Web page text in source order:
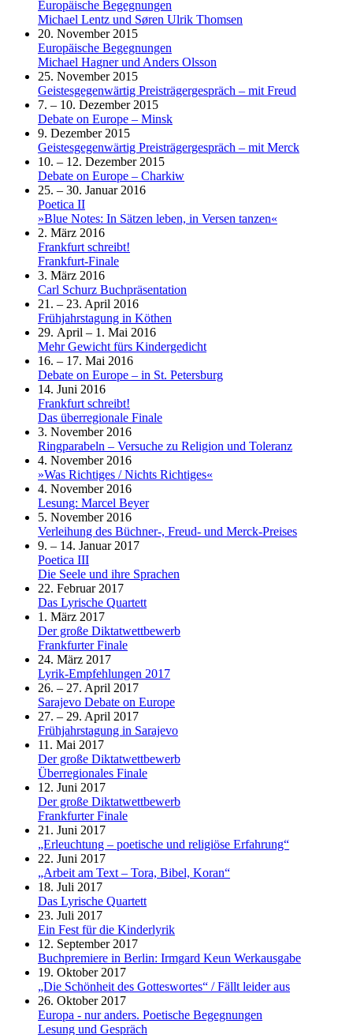
Europäische Begegnungen
Michael Lentz und Søren Ulrik Thomsen
20. November 2015
Europäische Begegnungen
Michael Hagner und Anders Olsson
25. November 2015
Geistesgegenwärtig Preisträgergespräch – mit Freud
7. – 10. Dezember 2015
Debate on Europe – Minsk
9. Dezember 2015
Geistesgegenwärtig Preisträgergespräch – mit Merck
10. – 12. Dezember 2015
Debate on Europe – Charkiw
25. – 30. Januar 2016
Poetica II
»Blue Notes: In Sätzen leben, in Versen tanzen«
2. März 2016
Frankfurt schreibt!
Frankfurt-Finale
3. März 2016
Carl Schurz Buchpräsentation
21. – 23. April 2016
Frühjahrstagung in Köthen
29. April – 1. Mai 2016
Mehr Gewicht fürs Kindergedicht
16. – 17. Mai 2016
Debate on Europe – in St. Petersburg
14. Juni 2016
Frankfurt schreibt!
Das überregionale Finale
3. November 2016
Ringparabeln – Versuche zu Religion und Toleranz
4. November 2016
»Was Richtiges / Nichts Richtiges«
4. November 2016
Lesung: Marcel Beyer
5. November 2016
Verleihung des Büchner-, Freud- und Merck-Preises
9. – 14. Januar 2017
Poetica III
Die Seele und ihre Sprachen
22. Februar 2017
Das Lyrische Quartett
1. März 2017
Der große Diktatwettbewerb
Frankfurter Finale
24. März 2017
Lyrik-Empfehlungen 2017
26. – 27. April 2017
Sarajevo Debate on Europe
27. – 29. April 2017
Frühjahrstagung in Sarajevo
11. Mai 2017
Der große Diktatwettbewerb
Überregionales Finale
12. Juni 2017
Der große Diktatwettbewerb
Frankfurter Finale
21. Juni 2017
„Erleuchtung – poetische und religiöse Erfahrung“
22. Juni 2017
„Arbeit am Text – Tora, Bibel, Koran“
18. Juli 2017
Das Lyrische Quartett
23. Juli 2017
Ein Fest für die Kinderlyrik
12. September 2017
Buchpremiere in Berlin: Irmgard Keun Werkausgabe
19. Oktober 2017
„Die Schönheit des Gotteswortes“ / Fällt leider aus
26. Oktober 2017
Europa - nur anders. Poetische Begegnungen
Lesung und Gespräch